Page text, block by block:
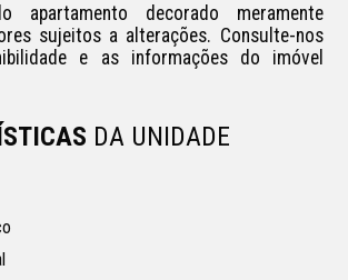
apartamento decorado meramente
sujeitos a alterações. Consulte-nos
e as informações do imóvel
DA UNIDADE